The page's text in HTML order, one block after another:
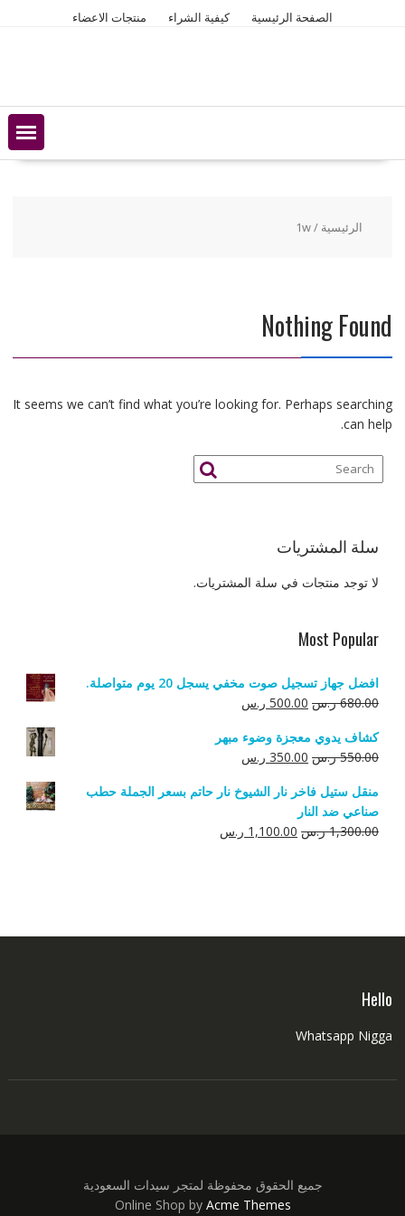
الصفحة الرئيسية كيفية الشراء منتجات الاعضاء
الرئيسية / 1w
Nothing Found
It seems we can’t find what you’re looking for. Perhaps searching
can help.
سلة المشتريات
لا توجد منتجات في سلة المشتريات.
Most Popular
افضل جهاز تسجيل صوت مخفي يسجل 20 يوم متواصلة.
680.00 ر.س السعر
هو:
680.00 ر.س.
500.00 ر.سالسعر
هو:
500.00 ر.س.
كشاف يدوي معجزة وضوء مبهر
550.00 ر.س السعر
هو:
550.00 ر.س.
350.00 ر.سالسعر
هو:
منقل ستيل فاخر نار الشيوخ نار حاتم بسعر الجملة حطب
صناعي ضد النار
1,300.00 ر.س السعر
1,100.00 ر.سالسعر
Hello
Whatsapp Nigga
جميع الحقوق محفوظة لمتجر سيدات السعودية
Online Shop by Acme Themes